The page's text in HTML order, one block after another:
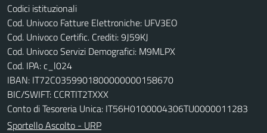
Codici istituzionali
Cod. Univoco Fatture Elettroniche: UFV3EO
Cod. Univoco Certific. Crediti: 9J59KJ
Cod. Univoco Servizi Demografici: M9MLPX
Cod. IPA: c_l024
IBAN: IT72C0359901800000000158670
BIC/SWIFT: CCRTIT2TXXX
Conto di Tesoreria Unica: IT56H0100004306TU0000011283
Sportello Ascolto - URP